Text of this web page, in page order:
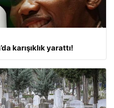
karışıklık yarattı!